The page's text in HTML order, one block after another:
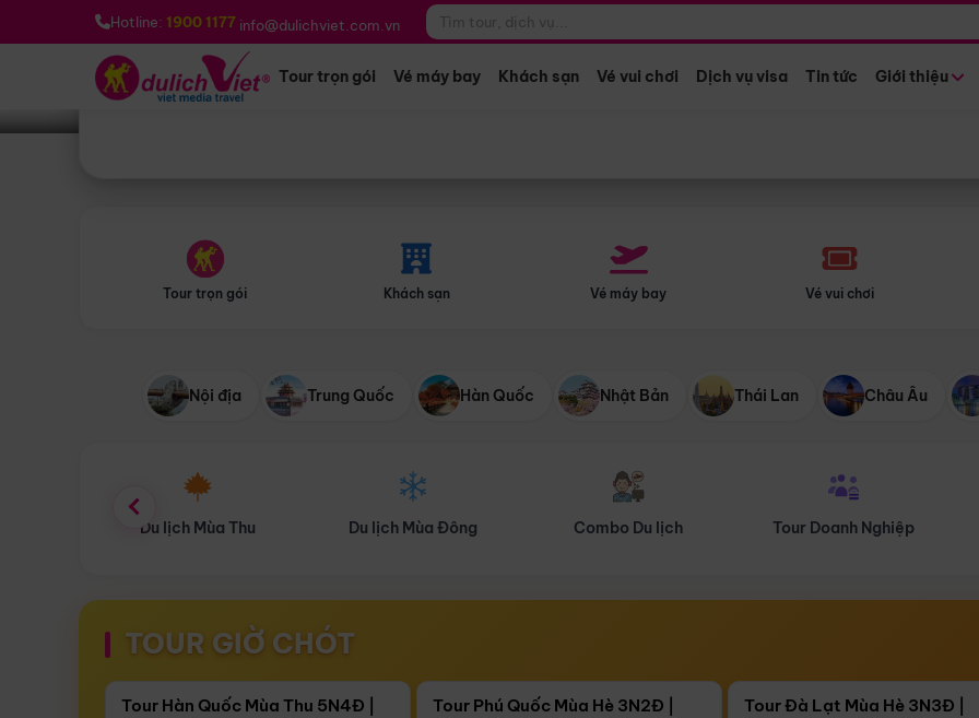
Hotline: 1900 1177 info@dulichviet.com.vn
Tour trọn gói Vé máy bay Khách sạn Vé vui chơi Dịch vụ visa Tin tức Giới thiệu
Bạn muốn đi đâu? *
Tour trọn gói Khách sạn Vé máy bay Vé vui chơi
Nội địa Trung Quốc Hàn Quốc Nhật Bản Thái Lan Châu Âu
Du lịch Mùa Đông Combo Du lịch Tour Doanh Nghiệp Du lịch Hành Hương
TOUR GIỜ CHÓT
Còn17 ngày 13:08:42
Điểm nổi bật
Tour Hàn Quốc Mùa Thu 5N4Đ |
Còn05 ngày 13:08:42
Tour Phú Quốc Mùa Hè 3N2Đ |
Còn04 ngày 13:08:42
Tour Đà Lạt Mùa Hè 3N3Đ |